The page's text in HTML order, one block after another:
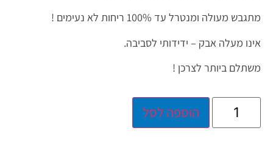
מתגבש מעולה ומנטרל עד 100% ריחות לא נעימים !
אינו מעלה אבק – ידידותי לסביבה.
משתלם ביותר לצרכן !
הוספה לסל